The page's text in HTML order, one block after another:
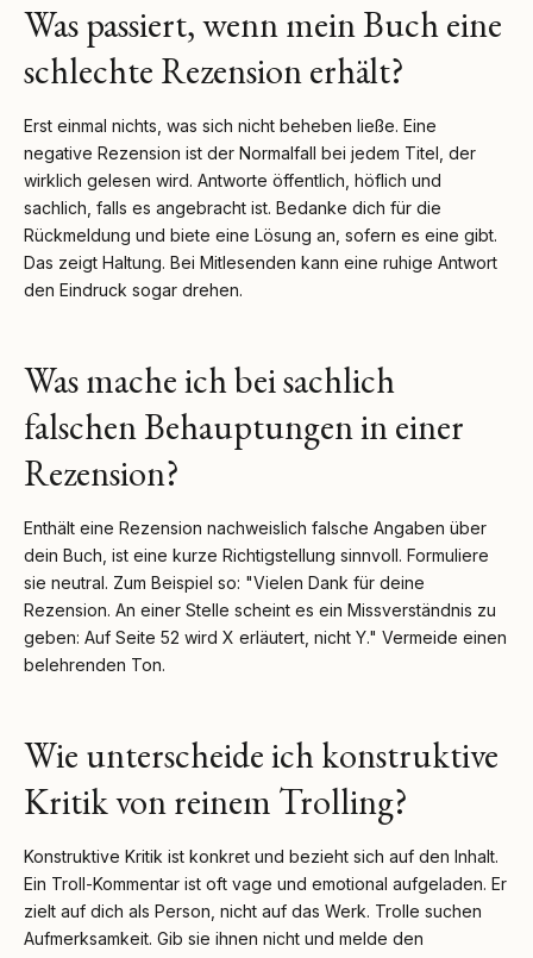
Was passiert, wenn mein Buch eine
schlechte Rezension erhält?
Erst einmal nichts, was sich nicht beheben ließe. Eine
negative Rezension ist der Normalfall bei jedem Titel, der
wirklich gelesen wird. Antworte öffentlich, höflich und
sachlich, falls es angebracht ist. Bedanke dich für die
Rückmeldung und biete eine Lösung an, sofern es eine gibt.
Das zeigt Haltung. Bei Mitlesenden kann eine ruhige Antwort
den Eindruck sogar drehen.
Was mache ich bei sachlich
falschen Behauptungen in einer
Rezension?
Enthält eine Rezension nachweislich falsche Angaben über
dein Buch, ist eine kurze Richtigstellung sinnvoll. Formuliere
sie neutral. Zum Beispiel so: "Vielen Dank für deine
Rezension. An einer Stelle scheint es ein Missverständnis zu
geben: Auf Seite 52 wird X erläutert, nicht Y." Vermeide einen
belehrenden Ton.
Wie unterscheide ich konstruktive
Kritik von reinem Trolling?
Konstruktive Kritik ist konkret und bezieht sich auf den Inhalt.
Ein Troll-Kommentar ist oft vage und emotional aufgeladen. Er
zielt auf dich als Person, nicht auf das Werk. Trolle suchen
Aufmerksamkeit. Gib sie ihnen nicht und melde den